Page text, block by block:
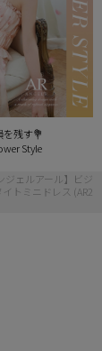
残す💐
Style
ジェルアール】ビジ
トミニドレス (AR2